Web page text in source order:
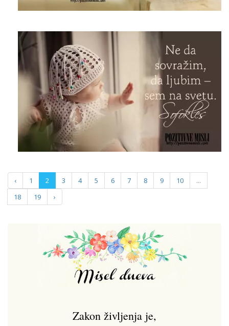
‹ 1 2 3 4 5 6 7 8 9 10
...
18
19 ›
Zakon življenja je,